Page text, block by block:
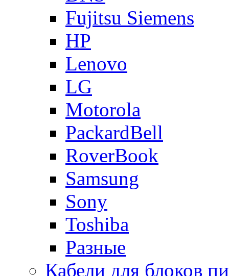
Fujitsu Siemens
HP
Lenovo
LG
Motorola
PackardBell
RoverBook
Samsung
Sony
Toshiba
Разные
Кабели для блоков